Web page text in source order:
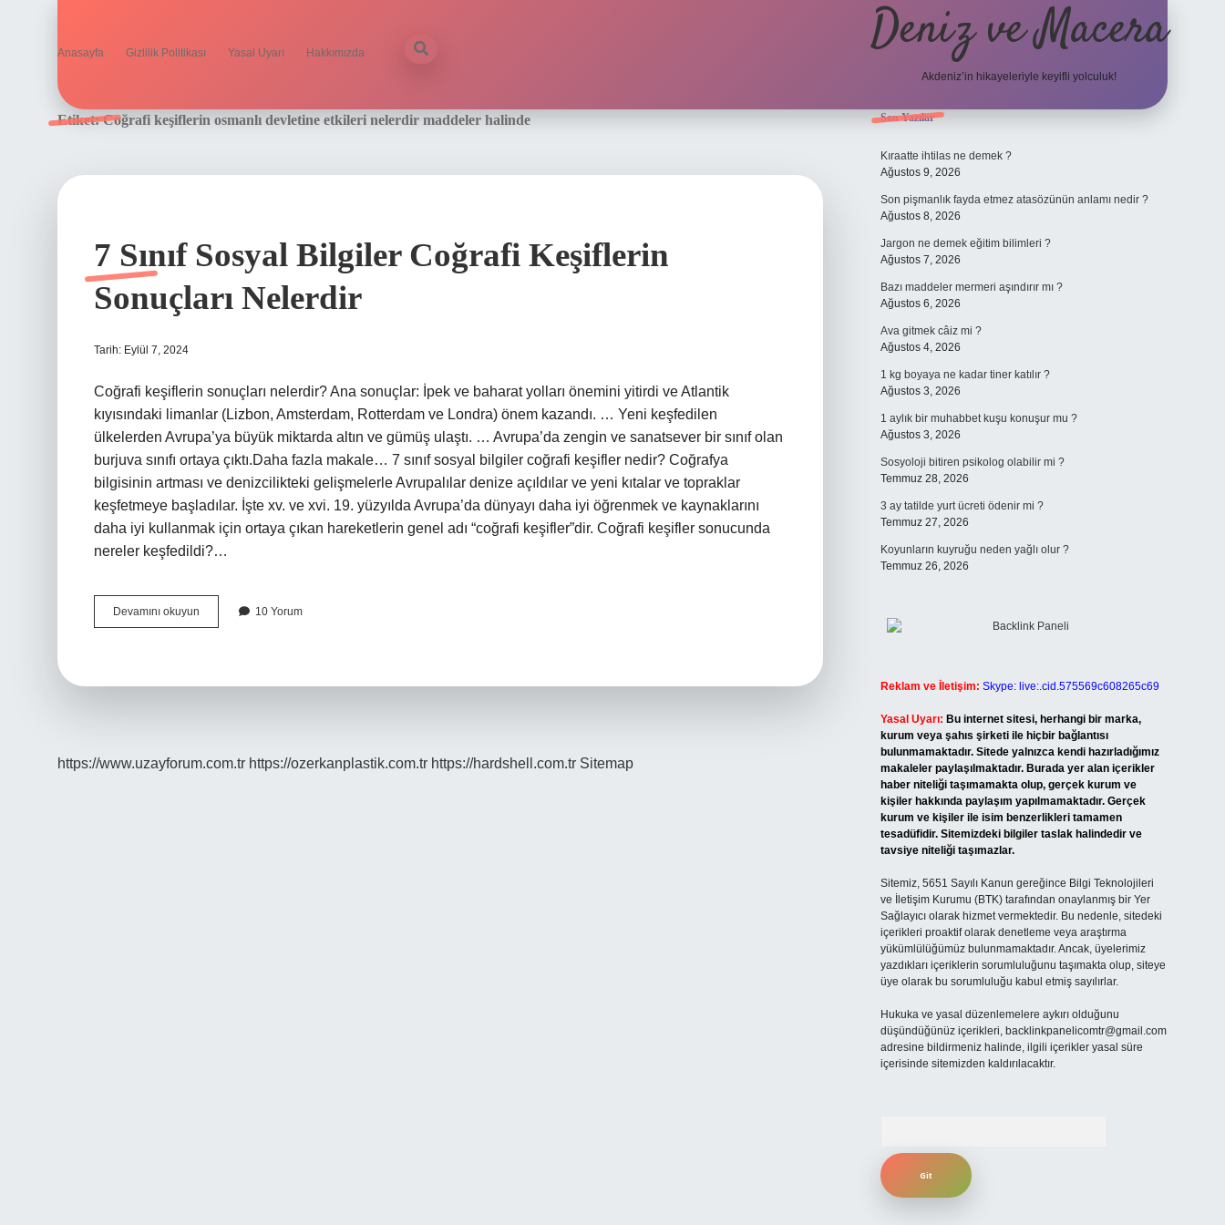
Anasayfa Gizlilik Politikası Yasal Uyarı Hakkımızda Deniz ve Macera
Akdeniz’in hikayeleriyle keyifli yolculuk!
Etiket:Coğrafi keşiflerin osmanlı devletine etkileri nelerdir maddeler halinde
7 Sınıf Sosyal Bilgiler Coğrafi Keşiflerin
Sonuçları Nelerdir
Tarih: Eylül 7, 2024
Coğrafi keşiflerin sonuçları nelerdir? Ana sonuçlar: İpek ve baharat yolları önemini yitirdi ve Atlantik
kıyısındaki limanlar (Lizbon, Amsterdam, Rotterdam ve Londra) önem kazandı. … Yeni keşfedilen
ülkelerden Avrupa’ya büyük miktarda altın ve gümüş ulaştı. … Avrupa’da zengin ve sanatsever bir sınıf olan
burjuva sınıfı ortaya çıktı.Daha fazla makale… 7 sınıf sosyal bilgiler coğrafi keşifler nedir? Coğrafya
bilgisinin artması ve denizcilikteki gelişmelerle Avrupalılar denize açıldılar ve yeni kıtalar ve topraklar
keşfetmeye başladılar. İşte xv. ve xvi. 19. yüzyılda Avrupa’da dünyayı daha iyi öğrenmek ve kaynaklarını
daha iyi kullanmak için ortaya çıkan hareketlerin genel adı “coğrafi keşifler”dir. Coğrafi keşifler sonucunda
nereler keşfedildi?…
Devamını okuyun
Sınıf
10 Yorum
https://www.uzayforum.com.tr https://ozerkanplastik.com.tr https://hardshell.com.tr Sitemap
Sidebar
Son Yazılar
Kıraatte ihtilas ne demek ?
Ağustos 9, 2026
Son pişmanlık fayda etmez atasözünün anlamı nedir ?
Ağustos 8, 2026
Jargon ne demek eğitim bilimleri ?
Ağustos 7, 2026
Bazı maddeler mermeri aşındırır mı ?
Ağustos 6, 2026
Ava gitmek câiz mi ?
Ağustos 4, 2026
1 kg boyaya ne kadar tiner katılır ?
Ağustos 3, 2026
1 aylık bir muhabbet kuşu konuşur mu ?
Ağustos 3, 2026
Sosyoloji bitiren psikolog olabilir mi ?
Temmuz 28, 2026
3 ay tatilde yurt ücreti ödenir mi ?
Temmuz 27, 2026
Koyunların kuyruğu neden yağlı olur ?
Temmuz 26, 2026
Reklam ve İletişim: Skype: live:.cid.575569c608265c69
Yasal Uyarı: Bu internet sitesi, herhangi bir marka,
kurum veya şahıs şirketi ile hiçbir bağlantısı
bulunmamaktadır. Sitede yalnızca kendi hazırladığımız
makaleler paylaşılmaktadır. Burada yer alan içerikler
haber niteliği taşımamakta olup, gerçek kurum ve
kişiler hakkında paylaşım yapılmamaktadır. Gerçek
kurum ve kişiler ile isim benzerlikleri tamamen
tesadüfidir. Sitemizdeki bilgiler taslak halindedir ve
tavsiye niteliği taşımazlar.
Sitemiz, 5651 Sayılı Kanun gereğince Bilgi Teknolojileri
ve İletişim Kurumu (BTK) tarafından onaylanmış bir Yer
Sağlayıcı olarak hizmet vermektedir. Bu nedenle, sitedeki
içerikleri proaktif olarak denetleme veya araştırma
yükümlülüğümüz bulunmamaktadır. Ancak, üyelerimiz
yazdıkları içeriklerin sorumluluğunu taşımakta olup, siteye
üye olarak bu sorumluluğu kabul etmiş sayılırlar.
Hukuka ve yasal düzenlemelere aykırı olduğunu
düşündüğünüz içerikleri, backlinkpanelicomtr@gmail.com
adresine bildirmeniz halinde, ilgili içerikler yasal süre
içerisinde sitemizden kaldırılacaktır.